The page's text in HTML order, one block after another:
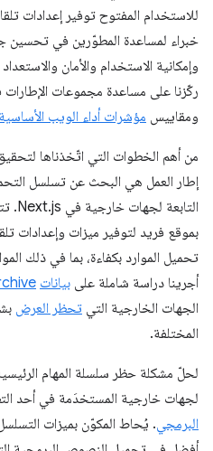
للاستخدام المفتوح توفير إعدادات
خبراء لمساعدة المطوّرين في تحسين
ركّزنا على مساعدة مجموعات
ومقاييس مؤشرات أداء الويب الأساسية
من أهم الخطوات التي اتّخذناها
إطار العمل هي البحث عن تسلسل
بموقع فريد لتوفير ميزات وإعدادات
تحميل الموارد بكفاءة، بما في ذلك
أجرينا دراسة شاملة على بيانات
الجهات الخارجية التي تحظر العرض
المختلفة.
لحلّ مشكلة حظر سلسلة المهام
لجهات خارجية المستخدَمة في أحد
البرمجي. يُحاط المكوّن بميزات